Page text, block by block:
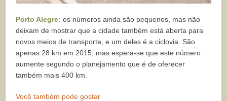
Porto Alegre: os números ainda são pequenos, mas não
deixam de mostrar que a cidade também está aberta para
novos meios de transporte, e um deles é a ciclovia. São
apenas 28 km em 2015, mas espera-se que este número
aumente segundo o planejamento que é de oferecer
também mais 400 km.
Você também pode gostar